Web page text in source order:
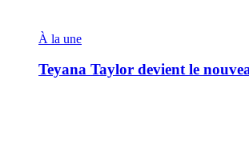
À la une
Teyana Taylor devient le